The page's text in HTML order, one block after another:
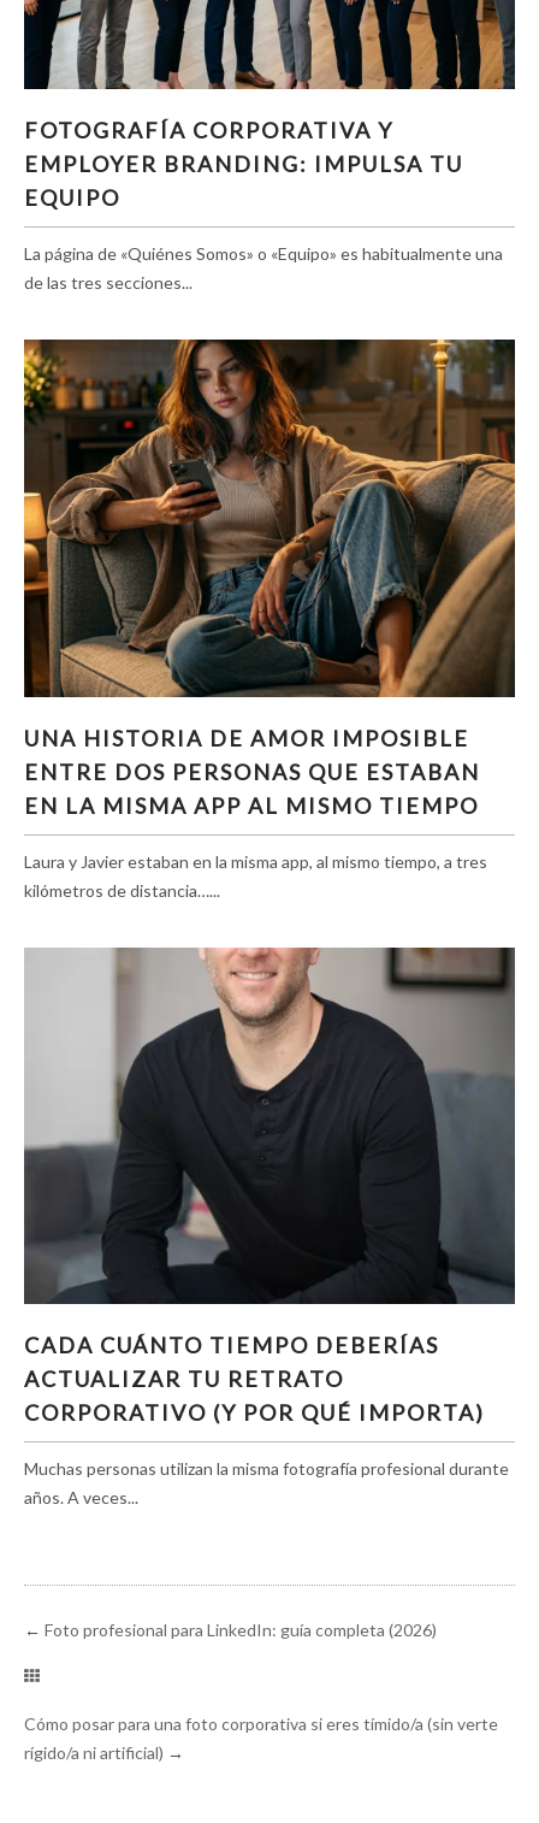
FOTOGRAFÍA CORPORATIVA Y EMPLOYER
BRANDING: IMPULSA TU EQUIPO
FOTOGRAFÍA CORPORATIVA Y
EMPLOYER BRANDING: IMPULSA TU
EQUIPO
La página de «Quiénes Somos» o «Equipo» es habitualmente una
de las tres secciones...
DOS PERSONAS QUE ESTABAN EN LA MISMA
APP AL MISMO TIEMPO
UNA HISTORIA DE AMOR IMPOSIBLE
ENTRE DOS PERSONAS QUE ESTABAN
EN LA MISMA APP AL MISMO TIEMPO
Laura y Javier estaban en la misma app, al mismo tiempo, a tres
kilómetros de distancia…...
CADA CUÁNTO TIEMPO DEBERÍAS
ACTUALIZAR TU RETRATO CORPORATIVO (Y
POR QUÉ IMPORTA)
CADA CUÁNTO TIEMPO DEBERÍAS
ACTUALIZAR TU RETRATO
CORPORATIVO (Y POR QUÉ IMPORTA)
Muchas personas utilizan la misma fotografía profesional durante
años. A veces...
← Foto profesional para LinkedIn: guía completa (2026)
Cómo posar para una foto corporativa si eres tímido/a (sin verte
rígido/a ni artificial) →